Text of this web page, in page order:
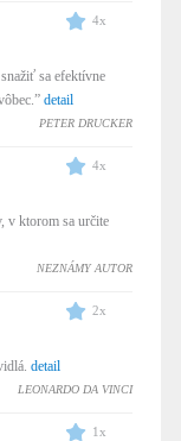
4x
sa efektívne
detail
PETER DRUCKER
4x
v ktorom sa určite
NEZNÁMY AUTOR
2x
detail
LEONARDO DA VINCI
1x